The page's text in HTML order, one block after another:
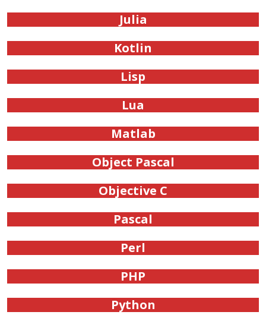
Julia
Kotlin
Lisp
Lua
Matlab
Object Pascal
Objective C
Pascal
Perl
PHP
Python